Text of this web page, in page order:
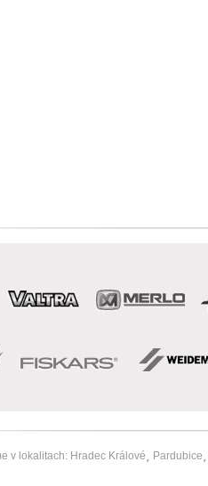
v lokalitach: Hradec Králové Pardubice